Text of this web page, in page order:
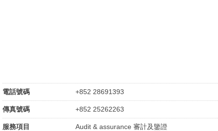
電話號碼 +852 28691393
傳真號碼 +852 25262263
服務項目
Audit & assurance 審計及鑒證